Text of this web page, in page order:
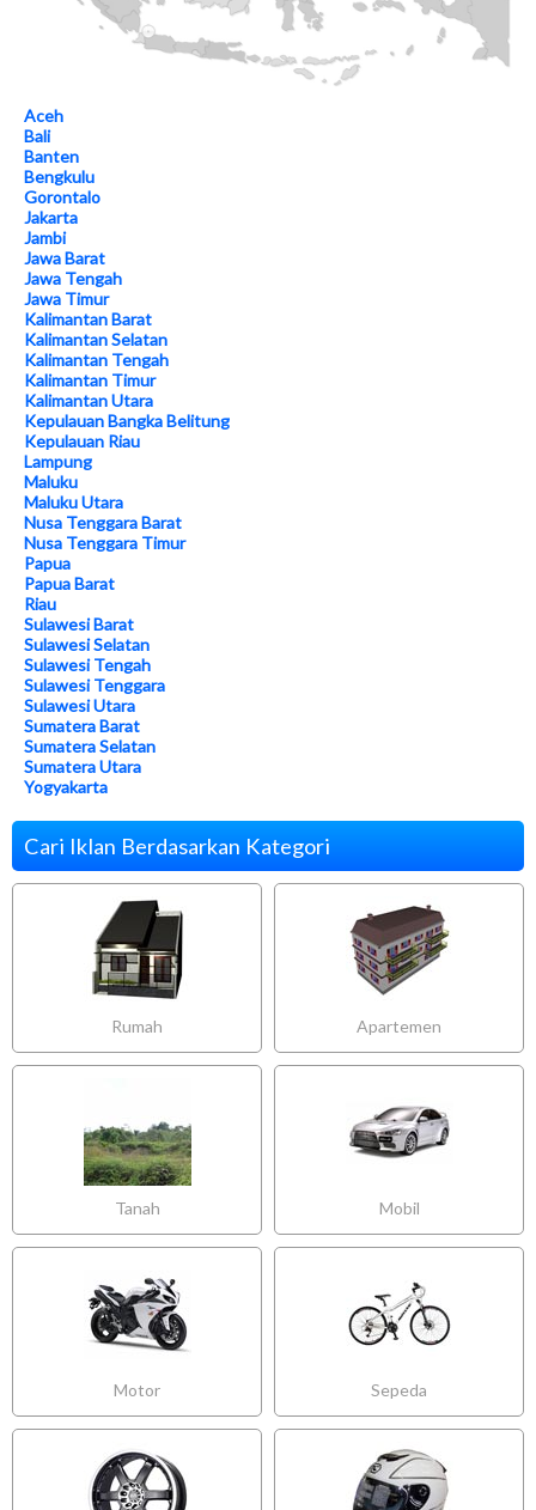
Aceh
Bali
Banten
Bengkulu
Gorontalo
Jakarta
Jambi
Jawa Barat
Jawa Tengah
Jawa Timur
Kalimantan Barat
Kalimantan Selatan
Kalimantan Tengah
Kalimantan Timur
Kalimantan Utara
Kepulauan Bangka Belitung
Kepulauan Riau
Lampung
Maluku
Maluku Utara
Nusa Tenggara Barat
Nusa Tenggara Timur
Papua
Papua Barat
Riau
Sulawesi Barat
Sulawesi Selatan
Sulawesi Tengah
Sulawesi Tenggara
Sulawesi Utara
Sumatera Barat
Sumatera Selatan
Sumatera Utara
Yogyakarta
Cari Iklan Berdasarkan Kategori
Rumah Apartemen
Tanah Mobil
Motor Sepeda